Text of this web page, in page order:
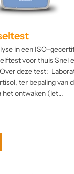
in een ISO-
voor thuis Snel
deze test:
ter bepaling van
het ontwaken (let...